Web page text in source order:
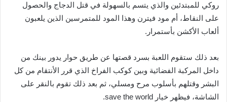
روكي للمبتدئين والذي يتسم بالسهولة في قتل الدجاج والحصول
على النقاط، أم مود فيترن وهذا المود للمتمرسين الذين يلعبون
ألعاب الأكشن بأستمرار.
بعد ذلك ستقوم اللعبة بسرد قصتها عن طريق حوار يدور بينك من
داخل المركبة الفضائية وبين كوكب الفراخ الذي قرر الأنتقام من كل
البشر وقتلهم بأسلوب مرح ومسلي، ثم بعد ذلك تقوم بالنقر على
الشاشة، فيظهر خيار save the world.